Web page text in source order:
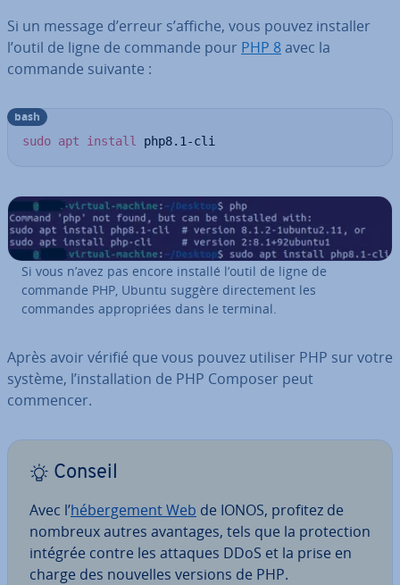
Si un message d’erreur s’affiche, vous pouvez installer
l’outil de ligne de commande pour PHP 8avec la
commande suivante :
sudo apt install php8.1-cli
bash
Si vous n’avez pas encore installé l’outil de ligne de
commande PHP, Ubuntu suggère di­rec­te­ment les
commandes ap­pro­priées dans le terminal.
Après avoir vérifié que vous pouvez utiliser PHP sur votre
système, l’ins­tal­la­tion de PHP Composer peut
commencer.
Conseil
Avec l’hé­ber­ge­ment Web de IONOS, profitez de
nombreux autres avantages, tels que la pro­tec­tion
intégrée contre les attaques DDoS et la prise en
charge des nouvelles versions de PHP.